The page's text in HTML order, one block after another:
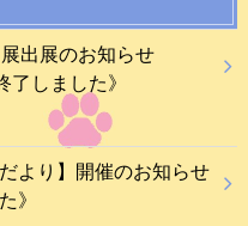
出展のお知らせ
了しました》
より】開催のお知らせ
》